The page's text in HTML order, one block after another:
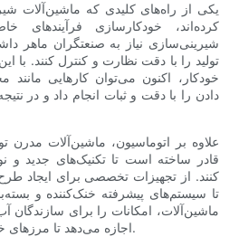
یکی از راه‌های کلیدی که ماشین‌آلات
کرده‌اند، خودکارسازی
شیرینی‌سازی نیاز به صنعتگران ماهر
تولید را با دقت نظارت و کنترل کنند. با
خودکار، اکنون می‌توان کارهایی
دادن را با دقت و ثبات انجام داد و در
علاوه بر اتوماسیون، ماشین‌آلات مدرن
قادر ساخته است تا تکنیک‌های جدید و
کنند. از تجهیزات تخصصی برای ایجاد
تا سیستم‌های پیشرفته خنک‌کننده و
ماشین‌آلات، امکانات را برای سازندگان
اجازه می‌دهد تا مرزهای خلاقیت و کیفیت را جابجا کنند.